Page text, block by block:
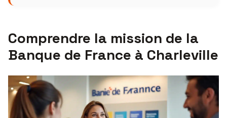
Comprendre la mission de la
Banque de France à Charleville